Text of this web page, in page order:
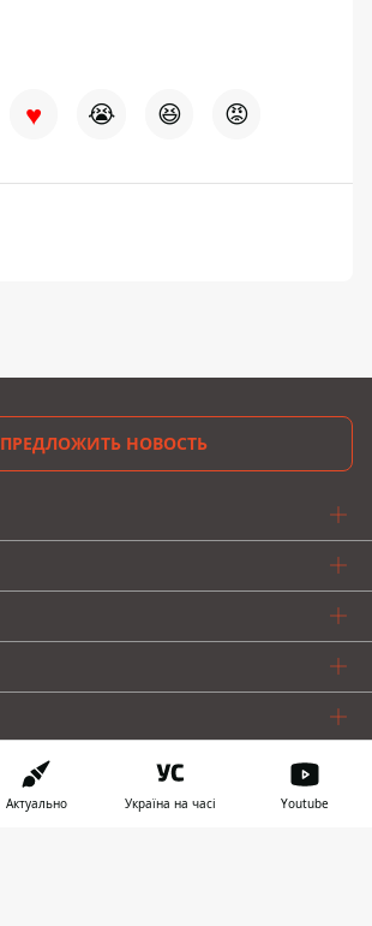
♥ 😭 😆 😡
ПРЕДЛОЖИТЬ НОВОСТЬ
Актуально Україна на часі Youtube